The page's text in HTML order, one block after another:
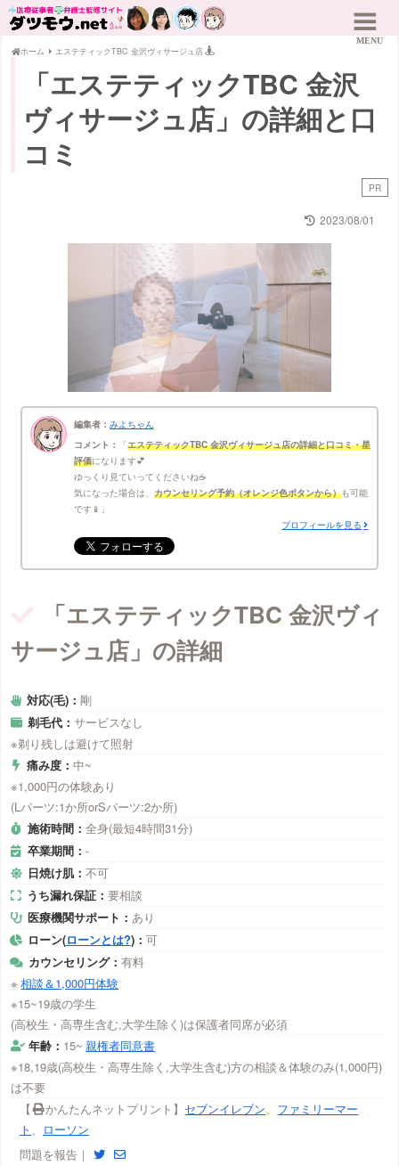
ホーム エステティックTBC 金沢ヴィサージュ店
「エステティックTBC 金沢
ヴィサージュ店」の詳細と口
コミ
PR
2023/08/01
編集者： みよちゃん
コメント：
エステティックTBC 金沢ヴィサージュ店の詳細と口コミ・星
評価になります💕
ゆっくり見ていってくださいね☕
気になった場合は、 カウンセリング予約（オレンジ色ボタンから）も可能
です📱
プロフィールを見る
「エステティックTBC 金沢ヴィ
サージュ店」の詳細
対応(毛)：剛
剃毛代：サービスなし
※剃り残しは避けて照射
痛み度：中~
※1,000円の体験あり
(Lパーツ:1か所orSパーツ:2か所)
施術時間： 全身(最短4時間31分)
卒業期間： -
日焼け肌： 不可
うち漏れ保証： 要相談
医療機関サポート： あり
ローン(ローンとは?)： 可
カウンセリング： 有料
※ 相談＆1,000円体験
※15~19歳の学生
(高校生・高専生含む,大学生除く)は保護者同席が必須
年齢： 15~ 親権者同意書
※18,19歳(高校生・高専生除く,大学生含む)方の相談＆体験のみ(1,000円)
は不要
【
かんたんネットプリント】 セブンイレブン
ファミリーマー
ト
ローソン
問題を報告｜